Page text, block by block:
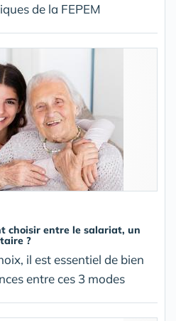
de la FEPEM
choisir entre le salariat, un
?
il est essentiel de bien
entre ces 3 modes